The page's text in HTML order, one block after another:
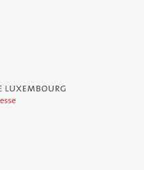
de Luxembourg - Service